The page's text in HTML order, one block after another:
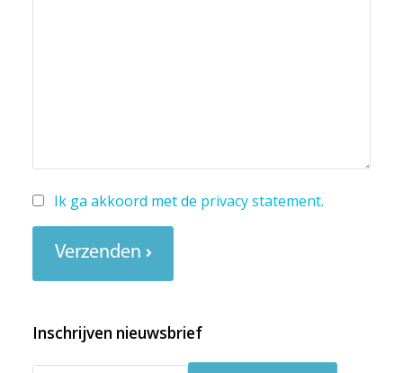
Ik ga akkoord met de privacy statement.
Verzenden
Inschrijven nieuwsbrief